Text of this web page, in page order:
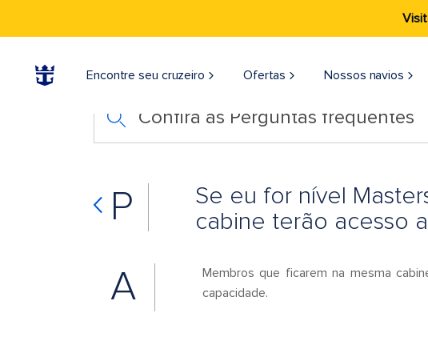
Encontre seu cruzeiro Ofertas Nossos navios
Confira as Perguntas frequentes
P
Se eu for nível
cabine terão acesso
A
Membros que ficarem na mesma
capacidade.